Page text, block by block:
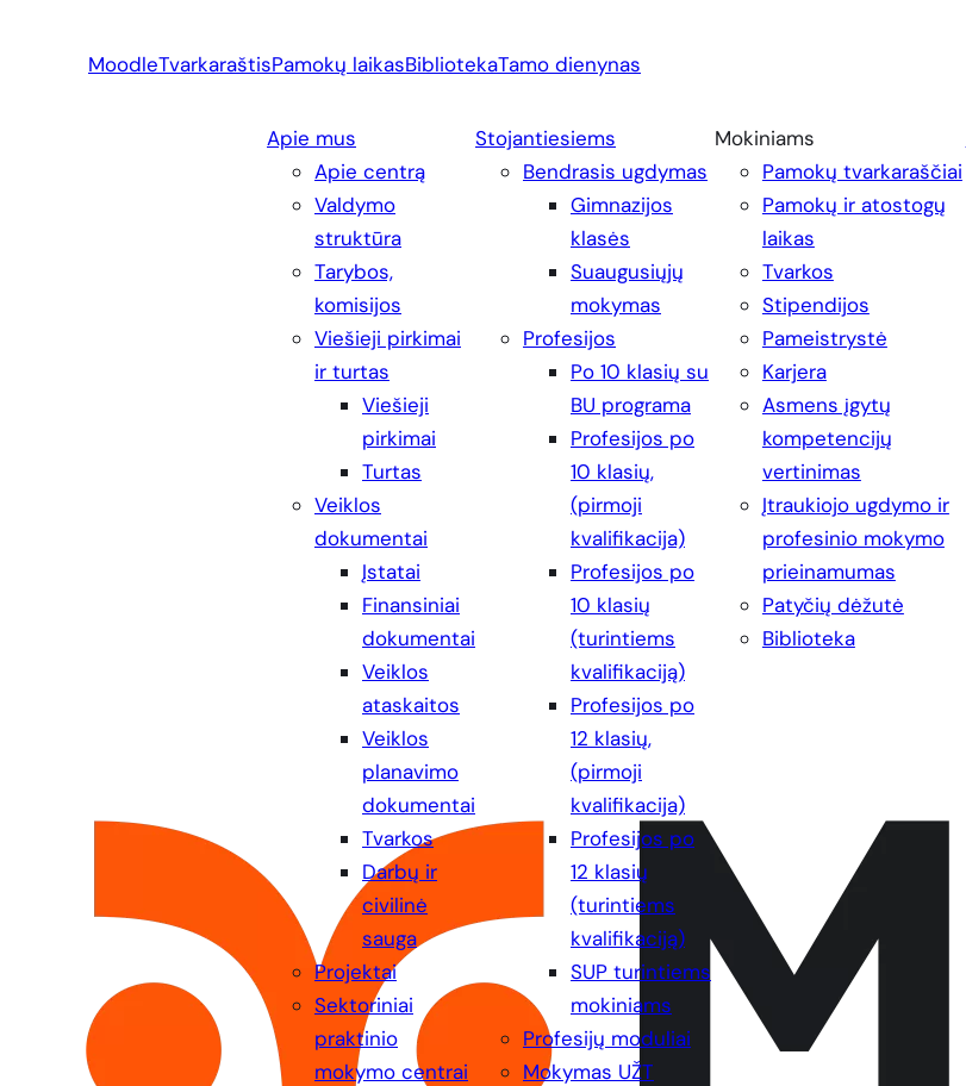
MoodleTvarkaraštisPamokų laikasBibliotekaTamo dienynas
Apie mus
Apie centrą
Valdymo
struktūra
Tarybos,
komisijos
Viešieji pirkimai
ir turtas
Viešieji
pirkimai
Turtas
Veiklos
dokumentai
Įstatai
Finansiniai
dokumentai
Veiklos
ataskaitos
Veiklos
planavimo
dokumentai
Tvarkos
Darbų ir
civilinė
sauga
Projektai
Sektoriniai
praktinio
mokymo centrai
Stojantiesiems
Bendrasis ugdymas
Gimnazijos
klasės
Suaugusiųjų
mokymas
Profesijos
Po 10 klasių su
BU programa
Profesijos po
10 klasių,
(pirmoji
kvalifikacija)
Profesijos po
10 klasių
(turintiems
kvalifikaciją)
Profesijos po
12 klasių,
(pirmoji
kvalifikacija)
Profesijos po
12 klasių
(turintiems
kvalifikaciją)
SUP turintiems
mokiniams
Profesijų moduliai
Mokymas UŽT
Mokiniams
Pamokų tvarkaraščiai
Pamokų ir atostogų
laikas
Tvarkos
Stipendijos
Pameistrystė
Karjera
Asmens įgytų
kompetencijų
vertinimas
Įtraukiojo ugdymo ir
profesinio mokymo
prieinamumas
Patyčių dėžutė
Biblioteka